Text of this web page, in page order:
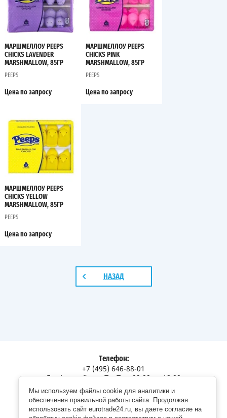
Мы используем файлы cookie для аналитики и
обеспечения правильной работы сайта. Продолжая
использовать сайт eurotrade24.ru, вы даете согласие на
МАРШМЕЛЛОУ PEEPS
CHICKS LAVENDER
MARSHMALLOW, 85ГР
PEEPS
Цена по запросу
МАРШМЕЛЛОУ PEEPS
CHICKS PINK
MARSHMALLOW, 85ГР
PEEPS
Цена по запросу
МАРШМЕЛЛОУ PEEPS
CHICKS YELLOW
MARSHMALLOW, 85ГР
PEEPS
Цена по запросу
НАЗАД
Телефон:
+7 (495) 646-88-01
График работы: Пн-Пт с 09:00 до 18:00
Адрес:
Московская обл., г. Долгопрудный, Дорожный пр., 12